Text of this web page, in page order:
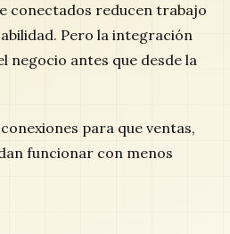
conectados reducen trabajo
Pero la integración
negocio antes que desde la
para que ventas,
funcionar con menos